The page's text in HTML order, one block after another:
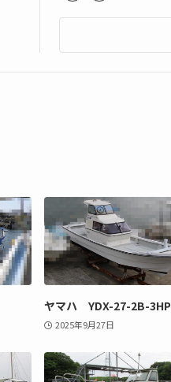
ヤマハ YDX-27-2B-3HP
2025年9月27日